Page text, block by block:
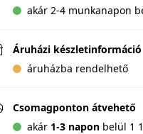
akár 2-4 munkanapon
Áruházi készletinformáció
áruházba rendelhető
Csomagponton átvehető
akár 1-3 napon belül 1